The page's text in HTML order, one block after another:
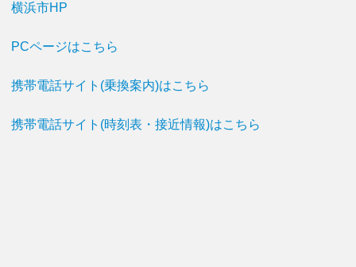
横浜市HP
PCページはこちら
携帯電話サイト(乗換案内)はこちら
携帯電話サイト(時刻表・接近情報)はこちら